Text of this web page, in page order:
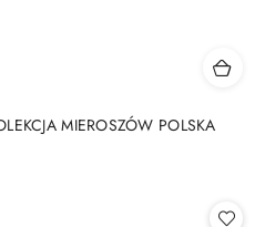
MIEROSZÓW POLSKA